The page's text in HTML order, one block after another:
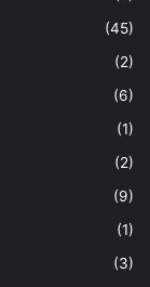
(45)
(2)
(6)
(1)
(2)
(9)
(1)
(3)